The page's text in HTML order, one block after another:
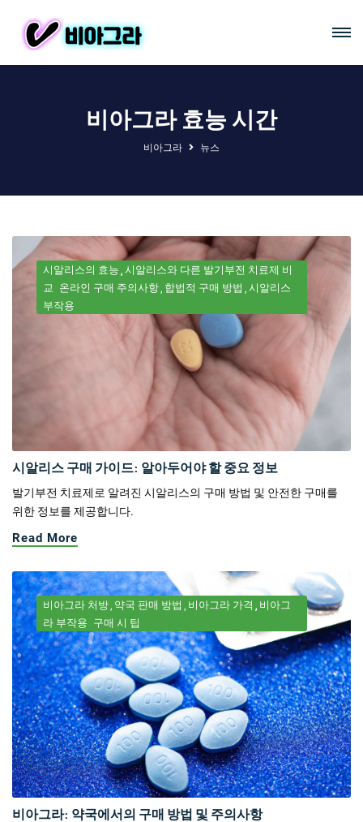
비아그라 효능 시간
비아그라 뉴스
시알리스의 효능 시알리스와 다른 발기부전 치료제 비
교 온라인 구매 주의사항 합법적 구매 방법 시알리스
부작용
시알리스 구매 가이드: 알아두어야 할 중요 정보
발기부전 치료제로 알려진 시알리스의 구매 방법 및 안전한 구매를
위한 정보를 제공합니다.
Read More
비아그라 처방 약국 판매 방법 비아그라 가격
비아그
라 부작용 구매 시 팁
비아그라: 약국에서의 구매 방법 및 주의사항